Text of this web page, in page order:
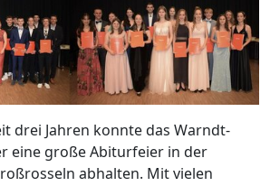
drei Jahren konnte das Warndt-
eine große Abiturfeier in der
abhalten. Mit vielen